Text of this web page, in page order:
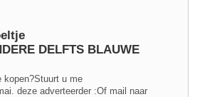
DELFTS BLAUWE
u me
deze adverteerder :Of mail naar